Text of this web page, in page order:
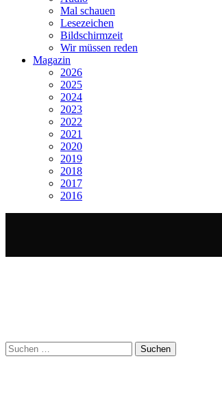
Mal schauen
Lesezeichen
Bildschirmzeit
Wir müssen reden
Magazin
2026
2025
2024
2023
2022
2021
2020
2019
2018
2017
2016
Suchen
nach: